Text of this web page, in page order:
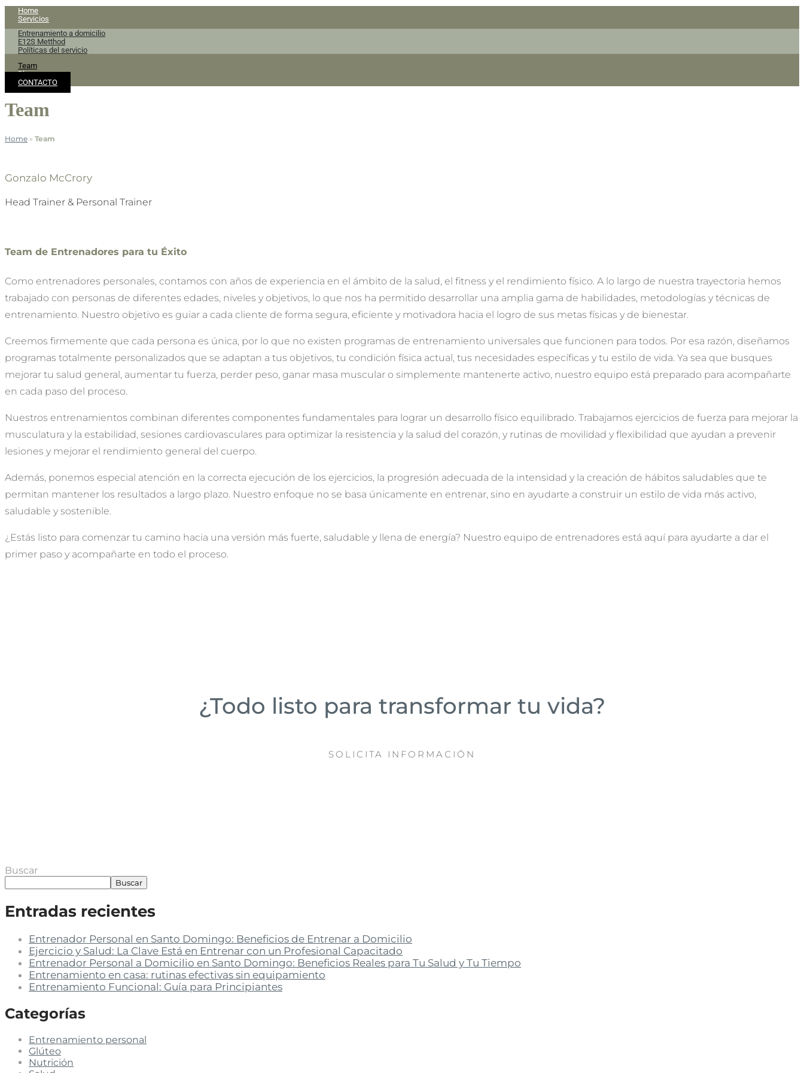
Home
Servicios
Entrenamiento a domicilio
E12S Metthod
Políticas del servicio
Team
Blog
CONTACTO
Team
Home » Team
Gonzalo McCrory
Head Trainer & Personal Trainer
Team de Entrenadores para tu Éxito
Como entrenadores personales, contamos con años de experiencia en el ámbito de la salud, el fitness y el rendimiento físico. A lo largo de nuestra trayectoria hemos
trabajado con personas de diferentes edades, niveles y objetivos, lo que nos ha permitido desarrollar una amplia gama de habilidades, metodologías y técnicas de
entrenamiento. Nuestro objetivo es guiar a cada cliente de forma segura, eficiente y motivadora hacia el logro de sus metas físicas y de bienestar.
Creemos firmemente que cada persona es única, por lo que no existen programas de entrenamiento universales que funcionen para todos. Por esa razón, diseñamos
programas totalmente personalizados que se adaptan a tus objetivos, tu condición física actual, tus necesidades específicas y tu estilo de vida. Ya sea que busques
mejorar tu salud general, aumentar tu fuerza, perder peso, ganar masa muscular o simplemente mantenerte activo, nuestro equipo está preparado para acompañarte
en cada paso del proceso.
Nuestros entrenamientos combinan diferentes componentes fundamentales para lograr un desarrollo físico equilibrado. Trabajamos ejercicios de fuerza para mejorar la
musculatura y la estabilidad, sesiones cardiovasculares para optimizar la resistencia y la salud del corazón, y rutinas de movilidad y flexibilidad que ayudan a prevenir
lesiones y mejorar el rendimiento general del cuerpo.
Además, ponemos especial atención en la correcta ejecución de los ejercicios, la progresión adecuada de la intensidad y la creación de hábitos saludables que te
permitan mantener los resultados a largo plazo. Nuestro enfoque no se basa únicamente en entrenar, sino en ayudarte a construir un estilo de vida más activo,
saludable y sostenible.
¿Estás listo para comenzar tu camino hacia una versión más fuerte, saludable y llena de energía? Nuestro equipo de entrenadores está aquí para ayudarte a dar el
primer paso y acompañarte en todo el proceso.
¿Todo listo para transformar tu vida?
SOLICITA INFORMACIÓN
Buscar
Buscar
Entradas recientes
Entrenador Personal en Santo Domingo: Beneficios de Entrenar a Domicilio
Ejercicio y Salud: La Clave Está en Entrenar con un Profesional Capacitado
Entrenador Personal a Domicilio en Santo Domingo: Beneficios Reales para Tu Salud y Tu Tiempo
Entrenamiento en casa: rutinas efectivas sin equipamiento
Entrenamiento Funcional: Guía para Principiantes
Categorías
Entrenamiento personal
Glúteo
Nutrición